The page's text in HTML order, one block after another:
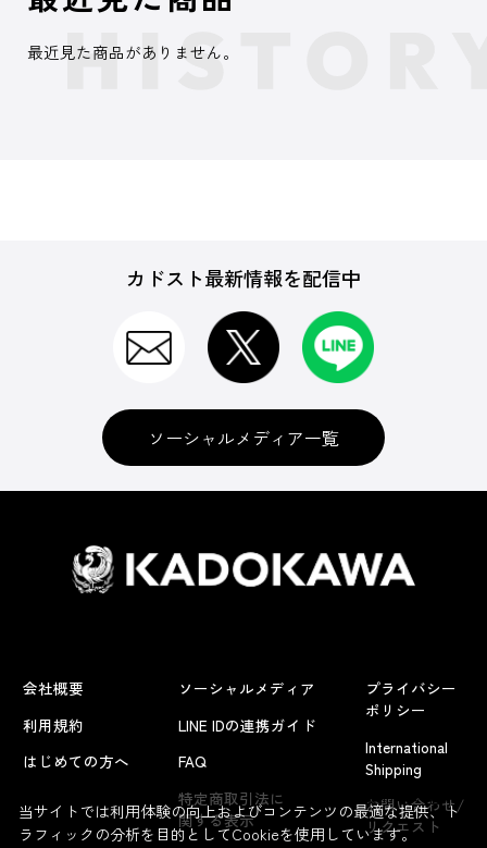
よくあるお問い合わせ
最近見た商品がありません。
カドスト最新情報を配信中
ソーシャルメディア一覧
会社概要
利用規約
はじめての方へ
ソーシャルメディア
LINE IDの連携ガイド
FAQ
特定商取引法に
関する表示
プライバシー
ポリシー
International
Shipping
お問い合わせ/
リクエスト
当サイトでは利用体験の向上およびコンテンツの最適な提供、ト
ラフィックの分析を目的としてCookieを使用しています。